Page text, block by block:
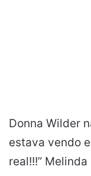
Donna Wilder
estava vendo
real!!!”